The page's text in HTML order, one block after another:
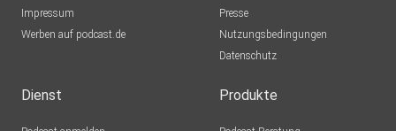
Impressum
Werben auf podcast.de
Presse
Nutzungsbedingungen
Datenschutz
Dienst Produkte